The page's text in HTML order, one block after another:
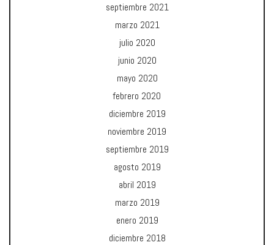
septiembre 2021
marzo 2021
julio 2020
junio 2020
mayo 2020
febrero 2020
diciembre 2019
noviembre 2019
septiembre 2019
agosto 2019
abril 2019
marzo 2019
enero 2019
diciembre 2018